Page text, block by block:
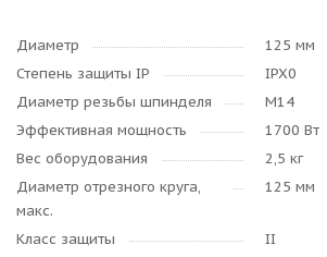
Диаметр
125 мм
Степень защиты IP
IPX0
Диаметр резьбы шпинделя
M14
Эффективная мощность
1700 Вт
Вес оборудования
2,5 кг
Диаметр отрезного круга,
макс.
125 мм
Класс защиты
II